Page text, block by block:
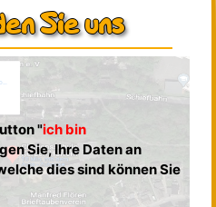
Sie uns
"ich bin
Sie, Ihre Daten an
dies sind können Sie